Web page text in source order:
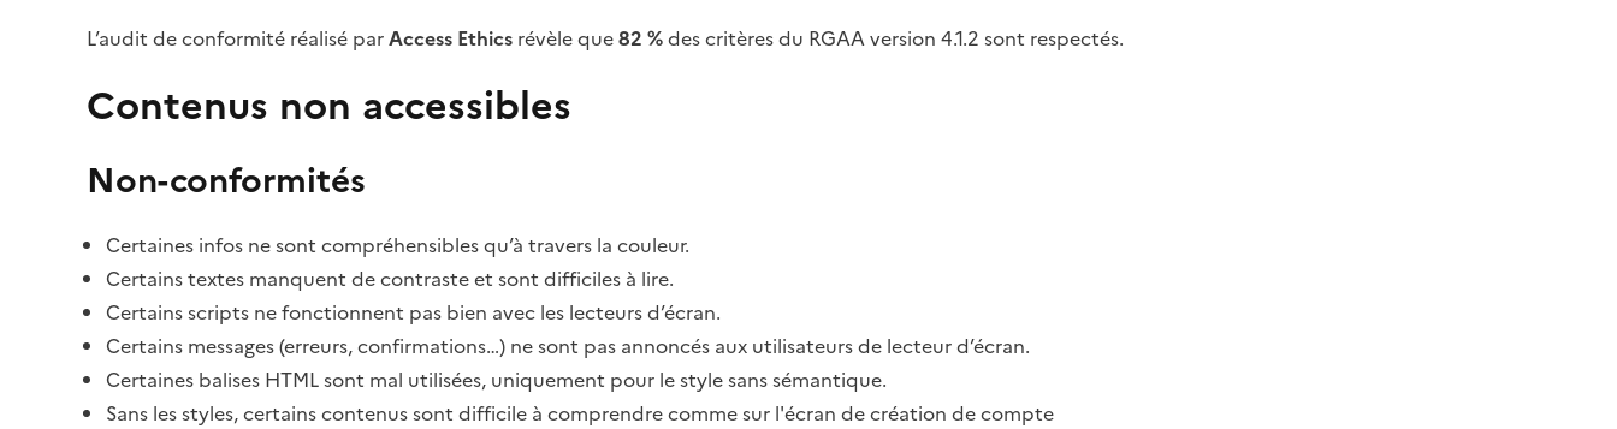
L’audit de conformité réalisé parAccess Ethics révèle que82 %des critères du RGAA version 4.1.2 sont respectés.
Contenus non accessibles
Non-conformités
Certaines infos ne sont compréhensibles qu’à travers la couleur.
Certains textes manquent de contraste et sont difficiles à lire.
Certains scripts ne fonctionnent pas bien avec les lecteurs d’écran.
Certains messages (erreurs, confirmations…) ne sont pas annoncés aux utilisateurs de lecteur d’écran.
Certaines balises HTML sont mal utilisées, uniquement pour le style sans sémantique.
Sans les styles, certains contenus sont difficile à comprendre comme sur l'écran de création de compte